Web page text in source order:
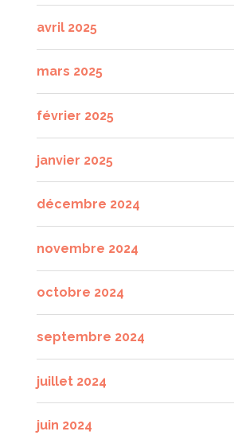
avril 2025
mars 2025
février 2025
janvier 2025
décembre 2024
novembre 2024
octobre 2024
septembre 2024
juillet 2024
juin 2024